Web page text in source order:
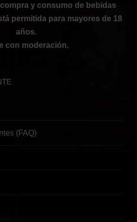
y consumo de bebidas
permitida para mayores de 18
años.
con moderación.
(FAQ)